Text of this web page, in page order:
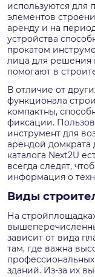
используются
элементов
аренду и на
устройства
прокатом
лица для решения
помогают в
В отличие от
функционала
компактны,
фиксации.
инструмент для
арендой домкрата
каталога Next2U
всегда следят,
информация о
Виды
На
зависит от вида
там, где важна
зданий. Из-за их